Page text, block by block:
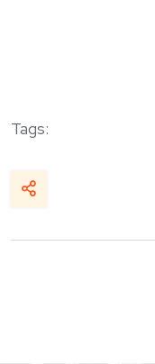
Tags: